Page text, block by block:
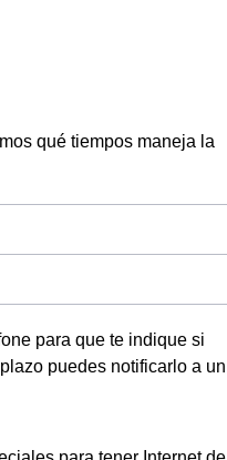
qué tiempos maneja la
para que te indique si
puedes notificarlo a un